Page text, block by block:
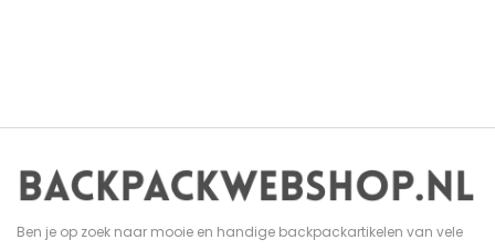
Ben je op zoek naar mooie en handige backpackartikelen van vele